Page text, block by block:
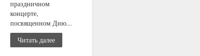
праздничном
концерте,
посвященном Дню...
Читать далее